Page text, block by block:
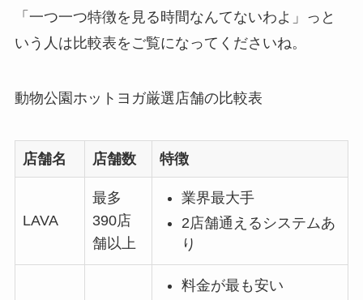
「一つ一つ特徴を見る時間なんてないわよ」っと
いう人は比較表をご覧になってくださいね。
動物公園ホットヨガ厳選店舗の比較表
店舗名 店舗数 特徴
LAVA
最多
390店
舗以上
業界最大手
2店舗通えるシステムあ
り
料金が最も安い